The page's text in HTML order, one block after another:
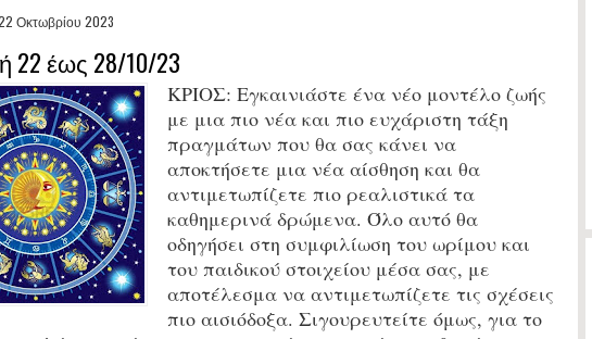
Οκτωβρίου 2023
22 έως 28/10/23
ΚΡΙΟΣ: Εγκαινιάστε ένα νέο μοντέλο ζωής
με μια πιο νέα και πιο ευχάριστη τάξη
πραγμάτων που θα σας κάνει να
αποκτήσετε μια νέα αίσθηση και θα
αντιμετωπίζετε πιο ρεαλιστικά τα
καθημερινά δρώμενα. Όλο αυτό θα
οδηγήσει στη συμφιλίωση του ωρίμου και
του παιδικού στοιχείου μέσα σας, με
αποτέλεσμα να αντιμετωπίζετε τις σχέσεις
πιο αισιόδοξα. Σιγουρευτείτε όμως, για το